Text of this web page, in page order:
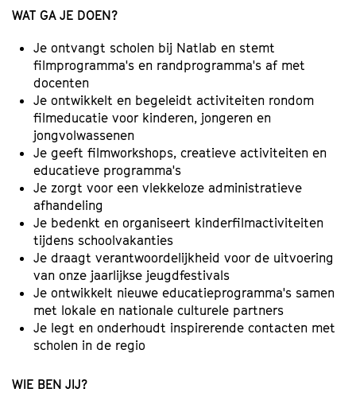
WAT GA JE DOEN?
Je ontvangt scholen bij Natlab en stemt
filmprogramma's en randprogramma's af met
docenten
Je ontwikkelt en begeleidt activiteiten rondom
filmeducatie voor kinderen, jongeren en
jongvolwassenen
Je geeft filmworkshops, creatieve activiteiten en
educatieve programma's
Je zorgt voor een vlekkeloze administratieve
afhandeling
Je bedenkt en organiseert kinderfilmactiviteiten
tijdens schoolvakanties
Je draagt verantwoordelijkheid voor de uitvoering
van onze jaarlijkse jeugdfestivals
Je ontwikkelt nieuwe educatieprogramma's samen
met lokale en nationale culturele partners
Je legt en onderhoudt inspirerende contacten met
scholen in de regio
WIE BEN JIJ?